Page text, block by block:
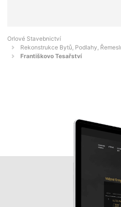
Orlové Stavebnictví
Rekonstrukce Bytů, Podlahy,
Františkovo Tesařství